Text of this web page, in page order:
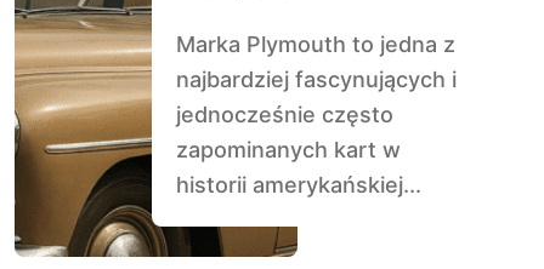
Marka Plymouth to jedna z
najbardziej fascynujących i
jednocześnie często
zapominanych kart w
historii amerykańskiej...